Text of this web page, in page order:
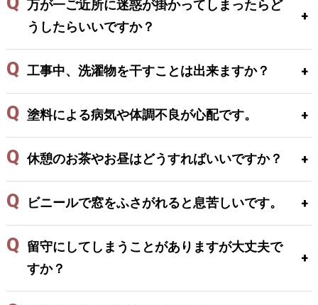
万が一ご近所に迷惑が掛かってしまったらど
うしたらいいですか？
工事中、洗濯物を干すことは出来ますか？
塗料による病気や体調不良が心配です。
休憩のお茶やお昼はどうすればいいですか？
ビニールで窓をふさがれると息苦しいです。
留守にしてしまうことがありますが大丈夫で
すか？